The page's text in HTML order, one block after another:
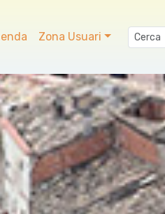
Zona Usuari